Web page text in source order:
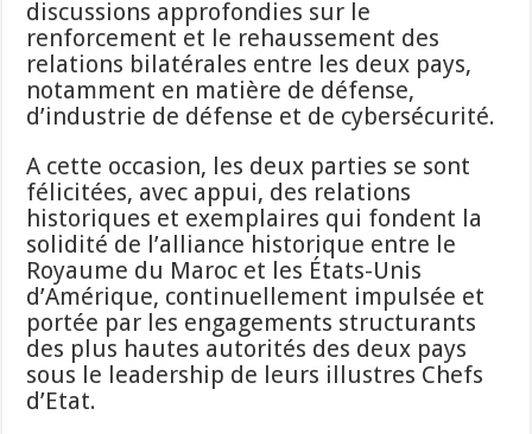
discussions approfondies sur le
renforcement et le rehaussement des
relations bilatérales entre les deux pays,
notamment en matière de défense,
d’industrie de défense et de cybersécurité.
A cette occasion, les deux parties se sont
félicitées, avec appui, des relations
historiques et exemplaires qui fondent la
solidité de l’alliance historique entre le
Royaume du Maroc et les États-Unis
d’Amérique, continuellement impulsée et
portée par les engagements structurants
des plus hautes autorités des deux pays
sous le leadership de leurs illustres Chefs
d’Etat.